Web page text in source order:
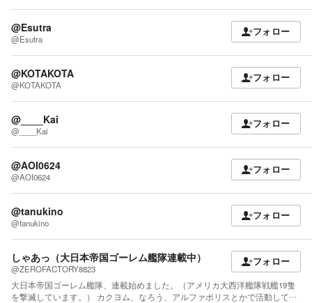
@Esutra
@Esutra
フォロー
@KOTAKOTA
@KOTAKOTA
フォロー
@____Kai
@____Kai
フォロー
@AOI0624
@AOI0624
フォロー
@tanukino
@tanukino
フォロー
しゃあっ（大日本帝国ゴーレム艦隊連載中）
@ZEROFACTORY8823
フォロー
大日本帝国ゴーレム艦隊、連載始めました。（アメリカ大西洋艦隊戦艦19隻
を撃滅しています。） カクヨム、なろう、アルファポリスとかで活動して…